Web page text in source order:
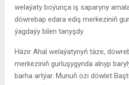
welaýaty boýunça iş saparyny
döwrebap edara ediş merkeziniň
ýagdaýy bilen tanyşdy.
Häzir Ahal welaýatynyň täze,
merkeziniň gurluşygynda alnyp
barha artýar. Munuň özi döwlet